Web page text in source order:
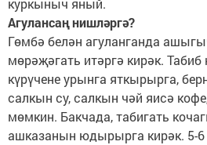
куркыныч яный.
Агулансаң нишләргә?
Гөмбә белән агуланганда
мөрәҗәгать итәргә кирәк.
күрүчене урынга яткырырга,
салкын су, салкын чәй яисә
мөмкин. Бакчада, табигать
ашказанын юдырырга кирәк. 5-6